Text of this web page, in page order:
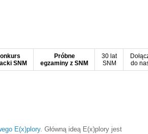
SNM
Próbne
egzaminy z SNM
30 lat
SNM
do
E(x)plory. Główną ideą E(x)plory jest